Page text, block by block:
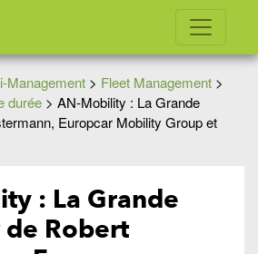
Management > Fleet Management >
durée > AN-Mobility : La Grande
Europcar Mobility Group et
: La Grande
Robert